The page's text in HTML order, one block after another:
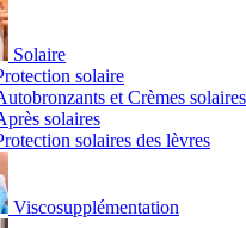
Solaire
solaire
et Crèmes
solaires
solaires des lèvres
Viscosupplémentation